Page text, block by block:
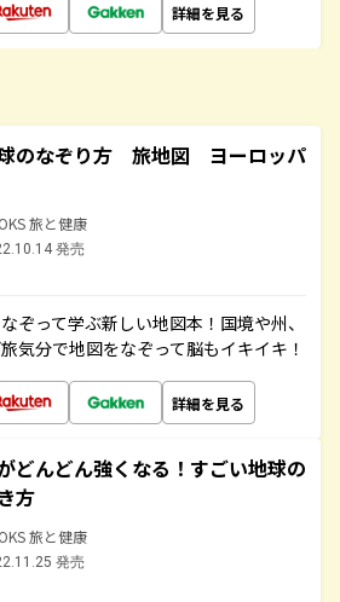
詳細を見る
のなぞり方 旅地図 ヨーロッパ
旅と健康
発売
ぞって学ぶ新しい地図本！国境や州、
気分で地図をなぞって脳もイキイキ！
詳細を見る
どんどん強くなる！すごい地球の
方
旅と健康
発売